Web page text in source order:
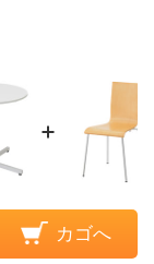
カゴへ